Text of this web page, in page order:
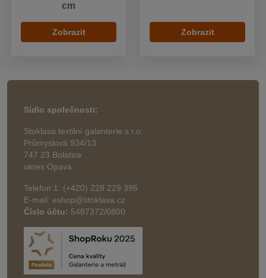
cm
Zobrazit Zobrazit
Sídlo společnosti:
Stoklasa textilní galanterie s.r.o.
Průmyslová 934/13
747 23 Bolatice
okres Opava
Telefon 1: (+420) 228 229 395
E-mail: eshop@stoklasa.cz
Číslo účtu: 5487372/0800